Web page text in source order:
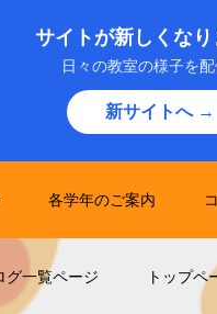
サイトが新しくなり
日々の教室の様子を配
新サイトへ →
各学年のご案内
グ一覧ページ トップペ